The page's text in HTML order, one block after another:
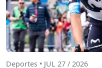
Deportes • JUL 27 / 2026